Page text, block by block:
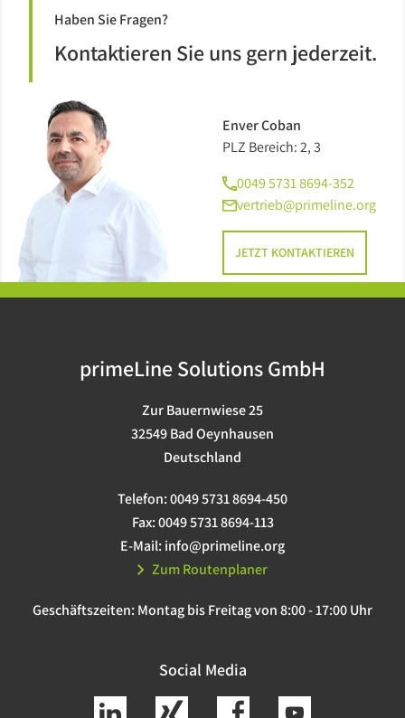
Haben Sie Fragen?
Kontaktieren Sie uns gern jederzeit.
Enver Coban
PLZ Bereich: 2, 3
0049 5731 8694-352
vertrieb@primeline.org
JETZT KONTAKTIEREN
primeLine Solutions GmbH
Zur Bauernwiese 25
32549 Bad Oeynhausen
Deutschland
Telefon:0049 5731 8694-450
Fax:0049 5731 8694-113
E-Mail: info@primeline.org
Zum Routenplaner
Geschäftszeiten: Montag bis Freitag von 8:00 - 17:00 Uhr
Social Media